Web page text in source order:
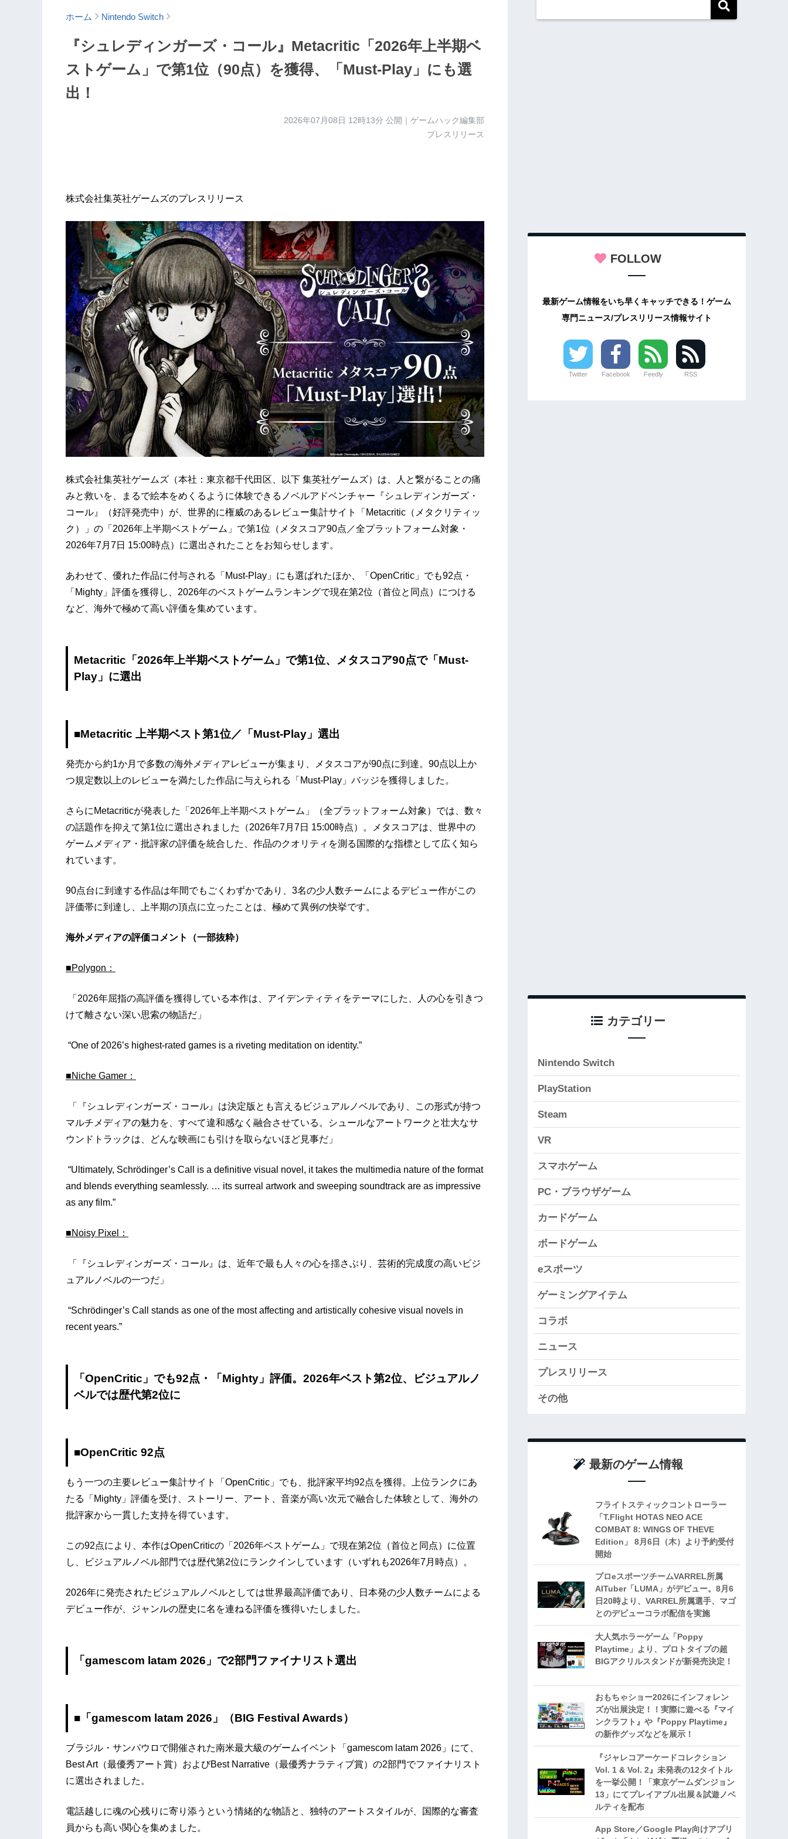
ホーム Nintendo Switch
『シュレディンガーズ・コール』Metacritic「2026年上半期ベ
ストゲーム」で第1位（90点）を獲得、「Must-Play」にも選
出！
2026年07月08日 12時13分 公開｜ゲームハック編集部
プレスリリース
株式会社集英社ゲームズのプレスリリース
株式会社集英社ゲームズ（本社：東京都千代田区、以下 集英社ゲームズ）は、人と繋がることの痛
みと救いを、まるで絵本をめくるように体験できるノベルアドベンチャー『シュレディンガーズ・
コール』（好評発売中）が、世界的に権威のあるレビュー集計サイト「Metacritic（メタクリティッ
ク）」の「2026年上半期ベストゲーム」で第1位（メタスコア90点／全プラットフォーム対象・
2026年7月7日 15:00時点）に選出されたことをお知らせします。
あわせて、優れた作品に付与される「Must-Play」にも選ばれたほか、「OpenCritic」でも92点・
「Mighty」評価を獲得し、2026年のベストゲームランキングで現在第2位（首位と同点）につける
など、海外で極めて高い評価を集めています。
Metacritic「2026年上半期ベストゲーム」で第1位、メタスコア90点で「Must-
Play」に選出
■Metacritic 上半期ベスト第1位／「Must-Play」選出
発売から約1か月で多数の海外メディアレビューが集まり、メタスコアが90点に到達。90点以上か
つ規定数以上のレビューを満たした作品に与えられる「Must-Play」バッジを獲得しました。
さらにMetacriticが発表した「2026年上半期ベストゲーム」（全プラットフォーム対象）では、数々
の話題作を抑えて第1位に選出されました（2026年7月7日 15:00時点）。メタスコアは、世界中の
ゲームメディア・批評家の評価を統合した、作品のクオリティを測る国際的な指標として広く知ら
れています。
90点台に到達する作品は年間でもごくわずかであり、3名の少人数チームによるデビュー作がこの
評価帯に到達し、上半期の頂点に立ったことは、極めて異例の快挙です。
海外メディアの評価コメント（一部抜粋）
■Polygon：
「2026年屈指の高評価を獲得している本作は、アイデンティティをテーマにした、人の心を引きつ
けて離さない深い思索の物語だ」
“One of 2026’s highest-rated games is a riveting meditation on identity.”
■Niche Gamer：
「『シュレディンガーズ・コール』は決定版とも言えるビジュアルノベルであり、この形式が持つ
マルチメディアの魅力を、すべて違和感なく融合させている。シュールなアートワークと壮大なサ
ウンドトラックは、どんな映画にも引けを取らないほど見事だ」
“Ultimately, Schrödinger’s Call is a definitive visual novel, it takes the multimedia nature of the format
and blends everything seamlessly. … its surreal artwork and sweeping soundtrack are as impressive
as any film.”
■Noisy Pixel：
「『シュレディンガーズ・コール』は、近年で最も人々の心を揺さぶり、芸術的完成度の高いビジ
ュアルノベルの一つだ」
“Schrödinger’s Call stands as one of the most affecting and artistically cohesive visual novels in
recent years.”
「OpenCritic」でも92点・「Mighty」評価。2026年ベスト第2位、ビジュアルノ
ベルでは歴代第2位に
■OpenCritic 92点
もう一つの主要レビュー集計サイト「OpenCritic」でも、批評家平均92点を獲得。上位ランクにあ
たる「Mighty」評価を受け、ストーリー、アート、音楽が高い次元で融合した体験として、海外の
批評家から一貫した支持を得ています。
この92点により、本作はOpenCriticの「2026年ベストゲーム」で現在第2位（首位と同点）に位置
し、ビジュアルノベル部門では歴代第2位にランクインしています（いずれも2026年7月時点）。
2026年に発売されたビジュアルノベルとしては世界最高評価であり、日本発の少人数チームによる
デビュー作が、ジャンルの歴史に名を連ねる評価を獲得いたしました。
「gamescom latam 2026」で2部門ファイナリスト選出
■「gamescom latam 2026」（BIG Festival Awards）
ブラジル・サンパウロで開催された南米最大級のゲームイベント「gamescom latam 2026」にて、
Best Art（最優秀アート賞）およびBest Narrative（最優秀ナラティブ賞）の2部門でファイナリスト
に選出されました。
電話越しに魂の心残りに寄り添うという情緒的な物語と、独特のアートスタイルが、国際的な審査
員からも高い関心を集めました。
FOLLOW
最新ゲーム情報をいち早くキャッチできる！ゲーム
専門ニュース/プレスリリース情報サイト
Twitter Facebook Feedly RSS
カテゴリー
Nintendo Switch
PlayStation
Steam
VR
スマホゲーム
PC・ブラウザゲーム
カードゲーム
ボードゲーム
eスポーツ
ゲーミングアイテム
コラボ
ニュース
プレスリリース
その他
最新のゲーム情報
フライトスティックコントローラー
「T.Flight HOTAS NEO ACE
COMBAT 8: WINGS OF THEVE
Edition」 8月6日（木）より予約受付
開始
プロeスポーツチームVARREL所属
AITuber「LUMA」がデビュー。8月6
日20時より、VARREL所属選手、マゴ
とのデビューコラボ配信を実施
大人気ホラーゲーム「Poppy
Playtime」より、プロトタイプの超
BIGアクリルスタンドが新発売決定！
おもちゃショー2026にインフォレン
ズが出展決定！！実際に遊べる『マイ
ンクラフト』や『Poppy Playtime』
の新作グッズなどを展示！
『ジャレコアーケードコレクション
Vol. 1 & Vol. 2』未発表の12タイトル
を一挙公開！「東京ゲームダンジョン
13」にてプレイアブル出展＆試遊ノベ
ルティを配布
App Store／Google Play向けアプリ